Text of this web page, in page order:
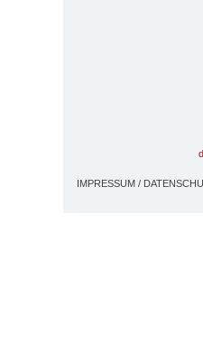
IMPRESSUM /